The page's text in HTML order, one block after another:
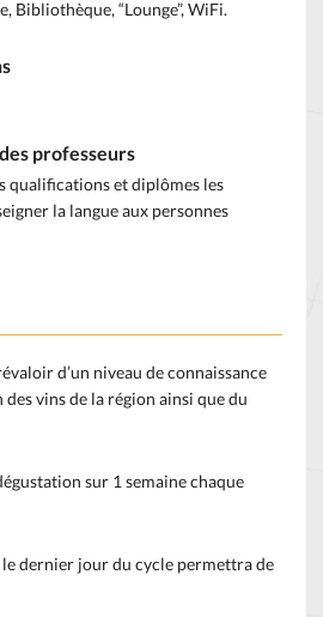
Bibliothèque, “Lounge”, WiFi.
professeurs
qualifications et diplômes les
la langue aux personnes
d’un niveau de connaissance
vins de la région ainsi que du
sur 1 semaine chaque
le dernier jour du cycle permettra de